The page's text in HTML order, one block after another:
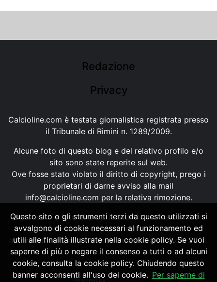
Redazione
Privacy
Calcioline.com è testata giornalistica registrata presso
il Tribunale di Rimini n. 1289/2009.
Alcune foto di questo blog e del relativo profilo e/o
sito sono state reperite sul web.
Ove fosse stato violato il diritto di copyright, prego i
proprietari di darne avviso alla mail
info@calcioline.com per la relativa rimozione.
Ogni testo e foto di proprietà di Calcioline.com non
possono essere copiati o riprodotti, senza
autorizzazione, ai sensi della normativa n.29 del 2001.
Powered by SpheraHouse
Questo sito o gli strumenti terzi da questo utilizzati si
avvalgono di cookie necessari al funzionamento ed
utili alle finalità illustrate nella cookie policy. Se vuoi
saperne di più o negare il consenso a tutti o ad alcuni
cookie, consulta la cookie policy. Chiudendo questo
banner acconsenti all'uso dei cookie. Per saperne di